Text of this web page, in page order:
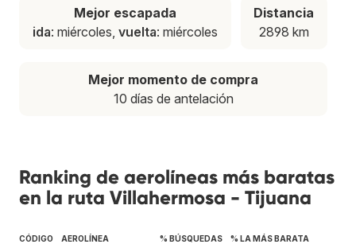
Mejor escapada
ida: miércoles, vuelta: miércoles
Distancia
2898 km
Mejor momento de compra
10 días de antelación
Ranking de aerolíneas más baratas
en la ruta Villahermosa - Tijuana
CÓDIGO AEROLÍNEA % BÚSQUEDAS % LA MÁS BARATA